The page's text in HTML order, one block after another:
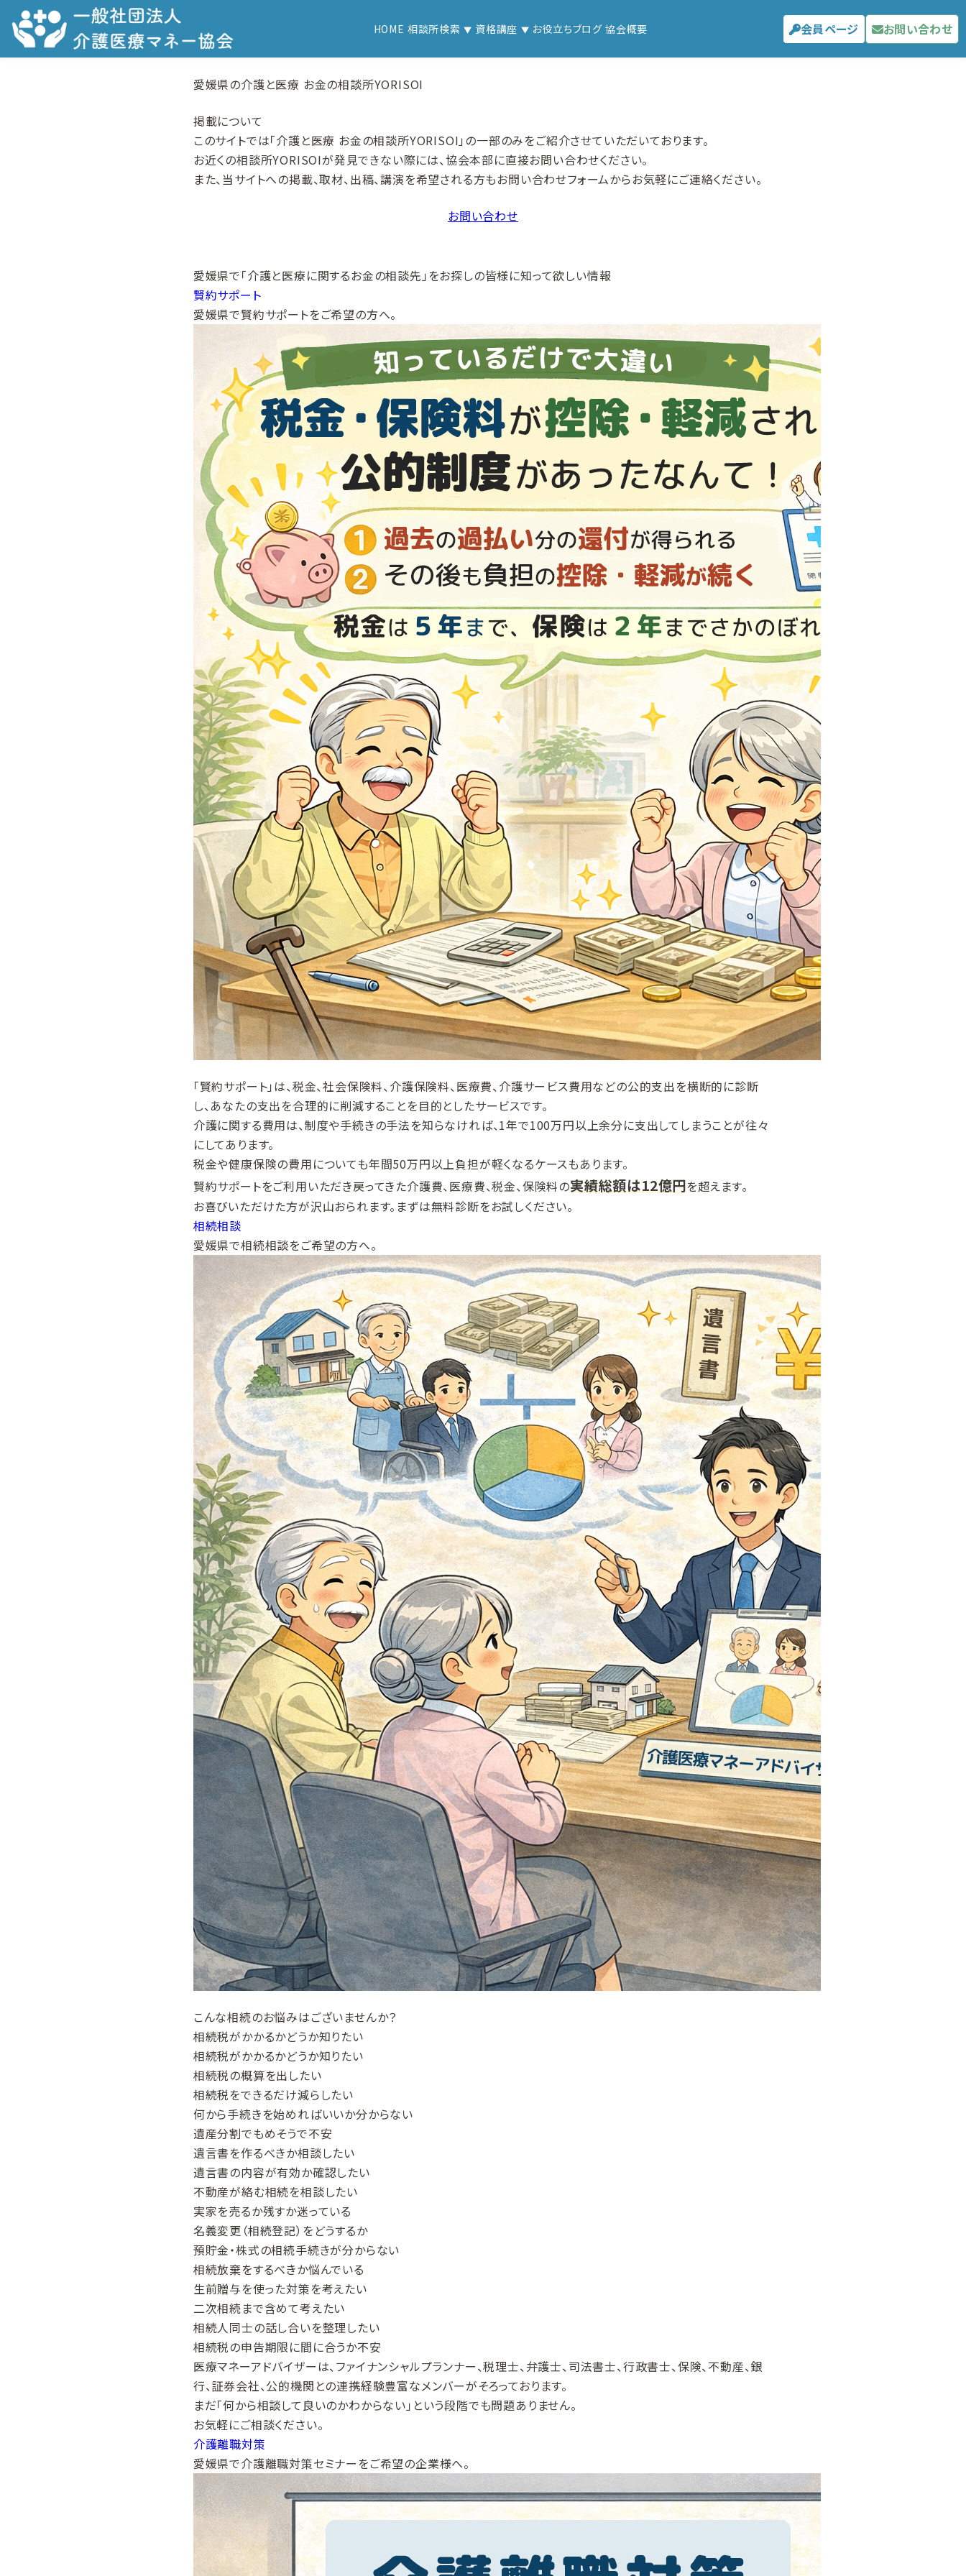
HOME 相談所検索 資格講座 お役立ちブログ 協会概要 会員ページ お問い合わせ
愛媛県の介護と医療 お金の相談所YORISOI
掲載について
このサイトでは「介護と医療 お金の相談所YORISOI」の一部のみをご紹介させていただいております。
お近くの相談所YORISOIが発見できない際には、協会本部に直接お問い合わせください。
また、当サイトへの掲載、取材、出稿、講演を希望される方もお問い合わせフォームからお気軽にご連絡ください。
お問い合わせ
愛媛県で「介護と医療に関するお金の相談先」をお探しの皆様に知って欲しい情報
賢約サポート
愛媛県で賢約サポートをご希望の方へ。
「賢約サポート」は、税金、社会保険料、介護保険料、医療費、介護サービス費用などの公的支出を横断的に診断
し、あなたの支出を合理的に削減することを目的としたサービスです。
介護に関する費用は、制度や手続きの手法を知らなければ、1年で100万円以上余分に支出してしまうことが往々
にしてあります。
税金や健康保険の費用についても年間50万円以上負担が軽くなるケースもあります。
賢約サポートをご利用いただき戻ってきた介護費、医療費、税金、保険料の実績総額は12億円を超えます。
お喜びいただけた方が沢山おられます。まずは無料診断をお試しください。
相続相談
愛媛県で相続相談をご希望の方へ。
こんな相続のお悩みはございませんか？
相続税がかかるかどうか知りたい
相続税がかかるかどうか知りたい
相続税の概算を出したい
相続税をできるだけ減らしたい
何から手続きを始めればいいか分からない
遺産分割でもめそうで不安
遺言書を作るべきか相談したい
遺言書の内容が有効か確認したい
不動産が絡む相続を相談したい
実家を売るか残すか迷っている
名義変更（相続登記）をどうするか
預貯金・株式の相続手続きが分からない
相続放棄をするべきか悩んでいる
生前贈与を使った対策を考えたい
二次相続まで含めて考えたい
相続人同士の話し合いを整理したい
相続税の申告期限に間に合うか不安
医療マネーアドバイザーは、ファイナンシャルプランナー、税理士、弁護士、司法書士、行政書士、保険、不動産、銀
行、証券会社、公的機関との連携経験豊富なメンバーがそろっております。
まだ「何から相談して良いのかわからない」という段階でも問題ありません。
お気軽にご相談ください。
介護離職対策
愛媛県で介護離職対策セミナーをご希望の企業様へ。